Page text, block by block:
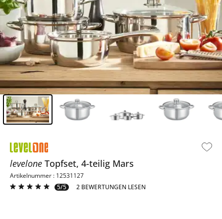
levelone Topfset, 4-teilig Mars
Artikelnummer : 12531127
5/5
2 BEWERTUNGEN LESEN